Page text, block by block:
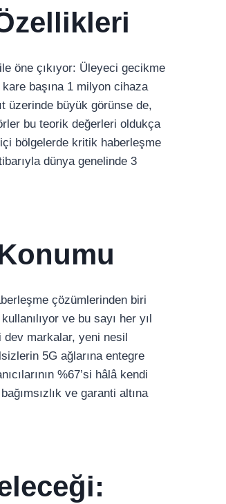
öne çıkıyor: Üleyeci gecikme
başına 1 milyon cihaza
üzerinde büyük görünse de,
bu teorik değerleri oldukça
bölgelerde kritik haberleşme
dünya genelinde 3
çözümlerinden biri
ve bu sayı her yıl
markalar, yeni nesil
5G ağlarına entegre
%67’si hâlâ kendi
ve garanti altına